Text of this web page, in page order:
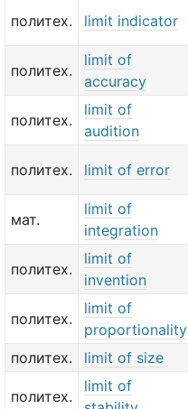
политех. limit indicator
политех.
limit of
accuracy
политех.
limit of
audition
политех. limit of error
мат.
limit of
integration
политех.
limit of
invention
политех.
limit of
proportionality
политех.
limit of size
политех.
limit of